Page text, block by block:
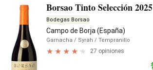
Borsao Tinto Selección 2025
Bodegas Borsao
Campo de Borja (España)
Garnacha / Syrah / Tempranillo
27 opiniones